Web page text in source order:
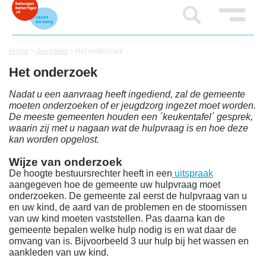
Home > Jeugdwet > Het onderzoek
Het onderzoek
Nadat u een aanvraag heeft ingediend, zal de gemeente
moeten onderzoeken of er jeugdzorg ingezet moet worden.
De meeste gemeenten houden een ´keukentafel´ gesprek,
waarin zij met u nagaan wat de hulpvraag is en hoe deze
kan worden opgelost.
Wijze van onderzoek
De hoogte bestuursrechter heeft in een uitspraak
aangegeven hoe de gemeente uw hulpvraag moet
onderzoeken. De gemeente zal eerst de hulpvraag van u
en uw kind, de aard van de problemen en de stoornissen
van uw kind moeten vaststellen. Pas daarna kan de
gemeente bepalen welke hulp nodig is en wat daar de
omvang van is. Bijvoorbeeld 3 uur hulp bij het wassen en
aankleden van uw kind.